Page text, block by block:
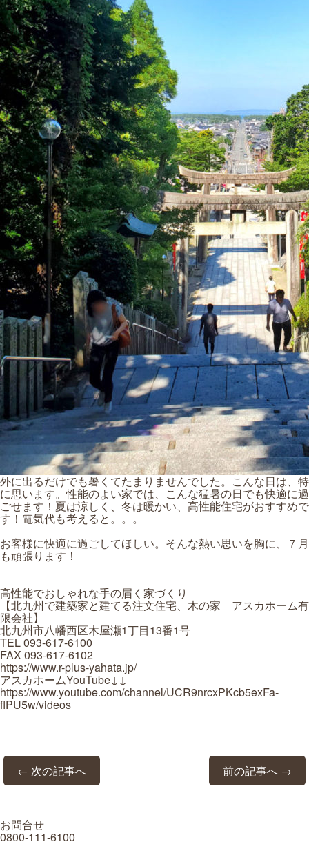
外に出るだけでも暑くてたまりませんでした。こんな日は、特
に思います。性能のよい家では、こんな猛暑の日でも快適に過
ごせます！夏は涼しく、冬は暖かい、高性能住宅がおすすめで
す！電気代も考えると。。。
お客様に快適に過ごしてほしい。そんな熱い思いを胸に、７月
も頑張ります！
高性能でおしゃれな手の届く家づくり
【北九州で建築家と建てる注文住宅、木の家 アスカホーム有
限会社】
北九州市八幡西区木屋瀬1丁目13番1号
TEL 093-617-6100
FAX 093-617-6102
https://www.r-plus-yahata.jp/
アスカホームYouTube↓↓
https://www.youtube.com/channel/UCR9nrcxPKcb5exFa-
flPU5w/videos
← 次の記事へ 前の記事へ →
お問合せ
0800-111-6100